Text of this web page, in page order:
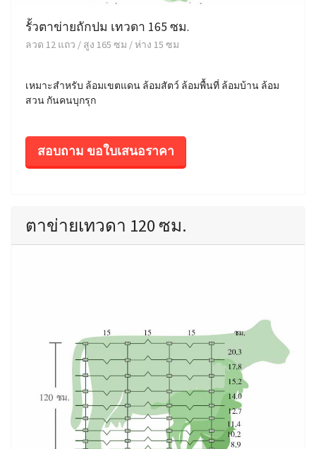
รั้วตาข่ายถักปม เทวดา 165 ซม.
ลวด 12 แถว / สูง 165 ซม / ห่าง 15 ซม
เหมาะสำหรับ ล้อมเขตแดน ล้อมสัตว์ ล้อมพื้นที่ ล้อมบ้าน ล้อม
สวน กันคนบุกรุก
สอบถาม ขอใบเสนอราคา
ตาข่ายเทวดา 120 ซม.